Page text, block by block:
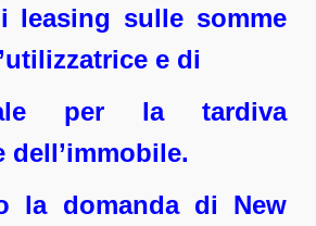
leasing sulle somme
e di
per la tardiva
dell’immobile.
la domanda di New